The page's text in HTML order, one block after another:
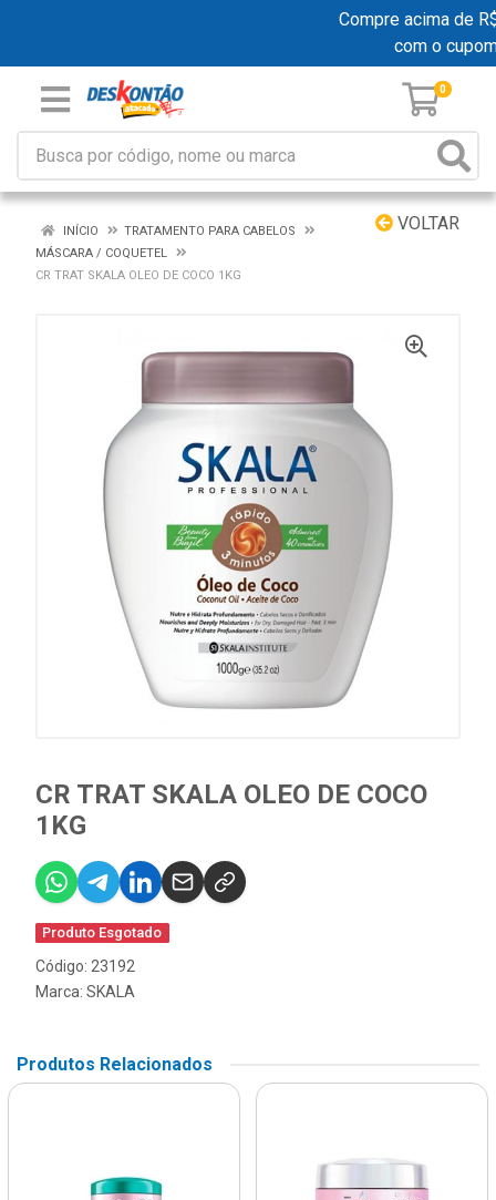
Compre acima de
com o
0
VOLTAR
INÍCIO
TRATAMENTO PARA CABELOS
MÁSCARA / COQUETEL
CR TRAT SKALA OLEO DE COCO 1KG
CR TRAT SKALA OLEO DE COCO
1KG
Produto Esgotado
Código: 23192
Marca: SKALA
Produtos Relacionados